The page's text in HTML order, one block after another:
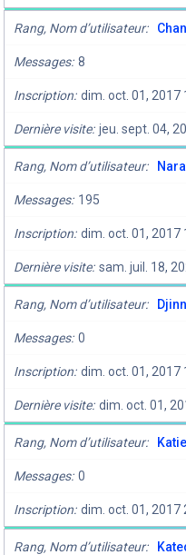
Rang, Nom d’utilisateur
Messages 8
Inscription dim. oct. 01, 2017
Dernière visite jeu. sept. 04,
Rang, Nom d’utilisateur Nara
Messages 195
Inscription dim. oct. 01, 2017
Dernière visite sam. juil. 18,
Rang, Nom d’utilisateur Djinn
Messages 0
Inscription dim. oct. 01, 2017
Dernière visite dim. oct. 01,
Rang, Nom d’utilisateur
Messages 0
Inscription dim. oct. 01, 2017
Rang, Nom d’utilisateur